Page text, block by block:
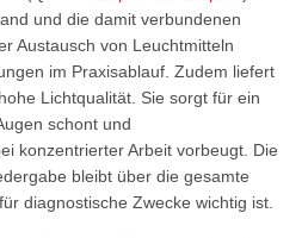
und die damit verbundenen
Austausch von Leuchtmitteln
im Praxisablauf. Zudem liefert
Lichtqualität. Sie sorgt für ein
schont und
konzentrierter Arbeit vorbeugt. Die
bleibt über die gesamte
diagnostische Zwecke wichtig ist.